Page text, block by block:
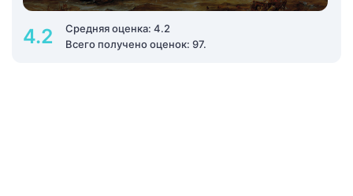
4.2
Средняя оценка: 4.2
Всего получено оценок: 97.